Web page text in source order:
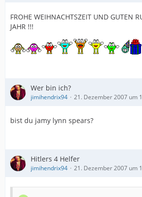
FROHE WEIHNACHTSZEIT UND GUTEN
JAHR !!!
Wer bin ich?
jimihendrix94 21. Dezember 2007 um
bist du jamy lynn spears?
Hitlers 4 Helfer
jimihendrix94 21. Dezember 2007 um